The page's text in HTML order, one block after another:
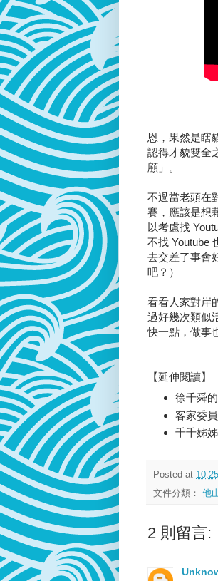
恩， 果然是瞎
認得才貌雙全
顧」。
不過當老頭在
賽，應該是想
以考慮找
不找 Youtube
去交差了事會
吧？）
看看人家對岸
過好幾次類似
快一點，做事
【延伸閱讀】
徐千舜
客家委
千千姊
Posted at 10:25
文件分類： 他
2 則留言: